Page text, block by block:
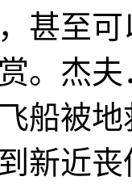
甚至
。杰
船被
新近